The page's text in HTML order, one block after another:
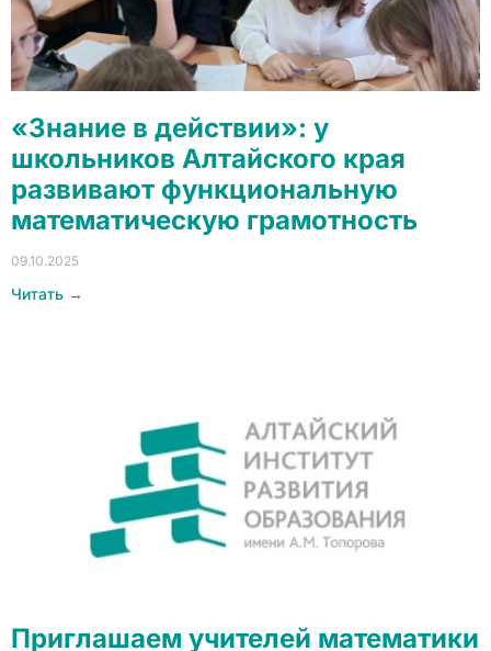
«Знание в действии»: у
школьников Алтайского края
развивают функциональную
математическую грамотность
09.10.2025
Читать →
Приглашаем учителей математики